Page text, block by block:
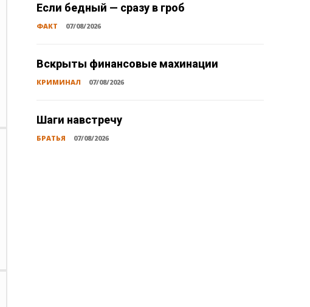
Если бедный — сразу в гроб
ФАКТ 07/08/2026
Вскрыты финансовые махинации
КРИМИНАЛ 07/08/2026
Шаги навстречу
БРАТЬЯ 07/08/2026